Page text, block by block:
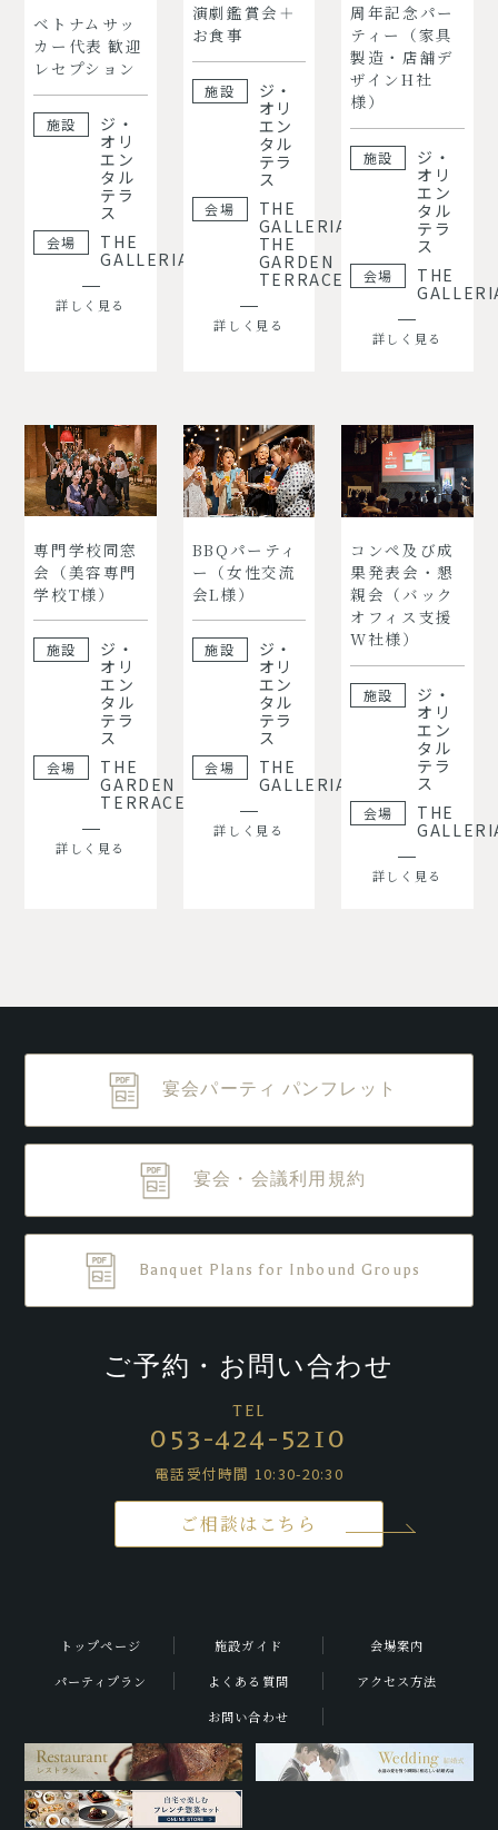
ベトナムサッ
カー代表 歓迎
レセプション
施設
ジ・
オリ
エン
タル
テラ
ス
会場
THE
GALLERIA
詳しく見る
演劇鑑賞会＋
お食事
施設
ジ・
オリ
エン
タル
テラ
ス
会場
THE
GALLERIA,
THE
GARDEN
TERRACE
詳しく見る
周年記念パー
ティー（家具
製造・店舗デ
ザインH社
様）
施設
ジ・
オリ
エン
タル
テラ
ス
会場
THE
詳しく見る
専門学校同窓
会（美容専門
学校T様）
施設
ジ・
オリ
エン
タル
テラ
ス
会場
THE
GARDEN
TERRACE
詳しく見る
BBQパーティ
ー（女性交流
会L様）
施設
ジ・
オリ
エン
タル
テラ
ス
会場
THE
GALLERIA
詳しく見る
コンペ及び成
果発表会・懇
親会（バック
オフィス支援
W社様）
施設
ジ・
オリ
エン
タル
テラ
ス
会場
THE
詳しく見る
宴会パーティ パンフレット
宴会・会議利用規約
Banquet Plans for Inbound Groups
ご予約・お問い合わせ
TEL
053-424-5210
電話受付時間 10:30-20:30
ご相談はこちら
トップページ 施設ガイド
会場案内
パーティプラン
よくある質問
アクセス方法
お問い合わせ